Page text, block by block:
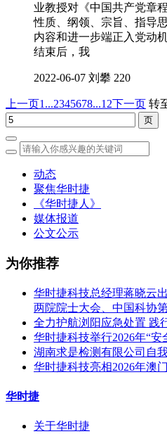
业教授对《中国共产党章
性质、纲领、宗旨、指导
内容和进一步端正入党动
结束后，我
2022-06-07 刘攀 220
上一页1...2345678...12下一页 转
动态
聚焦华时捷
《华时捷人》
媒体报道
公文公示
为你推荐
华时捷科技总经理蒋晓云
两院院士大会、中国科协
全力护航浏阳应急处置 践
华时捷科技举行2026年“安
湖南求是检测有限公司自
华时捷科技亮相2026年澳
华时捷
关于华时捷